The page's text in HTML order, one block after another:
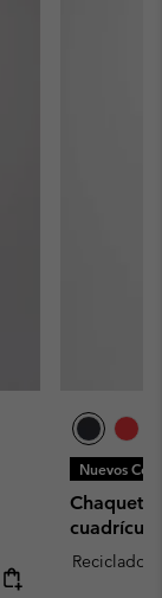
Nuevos
Chaqueta
Reciclado